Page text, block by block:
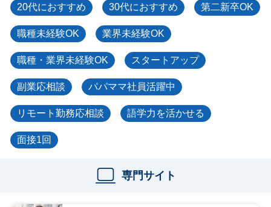
20代におすすめ 30代におすすめ 第二新卒OK
職種未経験OK 業界未経験OK
職種・業界未経験OK スタートアップ
副業応相談 パパママ社員活躍中
リモート勤務応相談 語学力を活かせる
面接1回
専門サイト